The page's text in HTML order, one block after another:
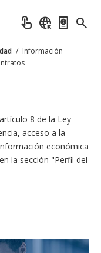
touch_app captive_portal passport search
/ Información
8 de la Ley
acceso a la
económica
la sección "Perfil del